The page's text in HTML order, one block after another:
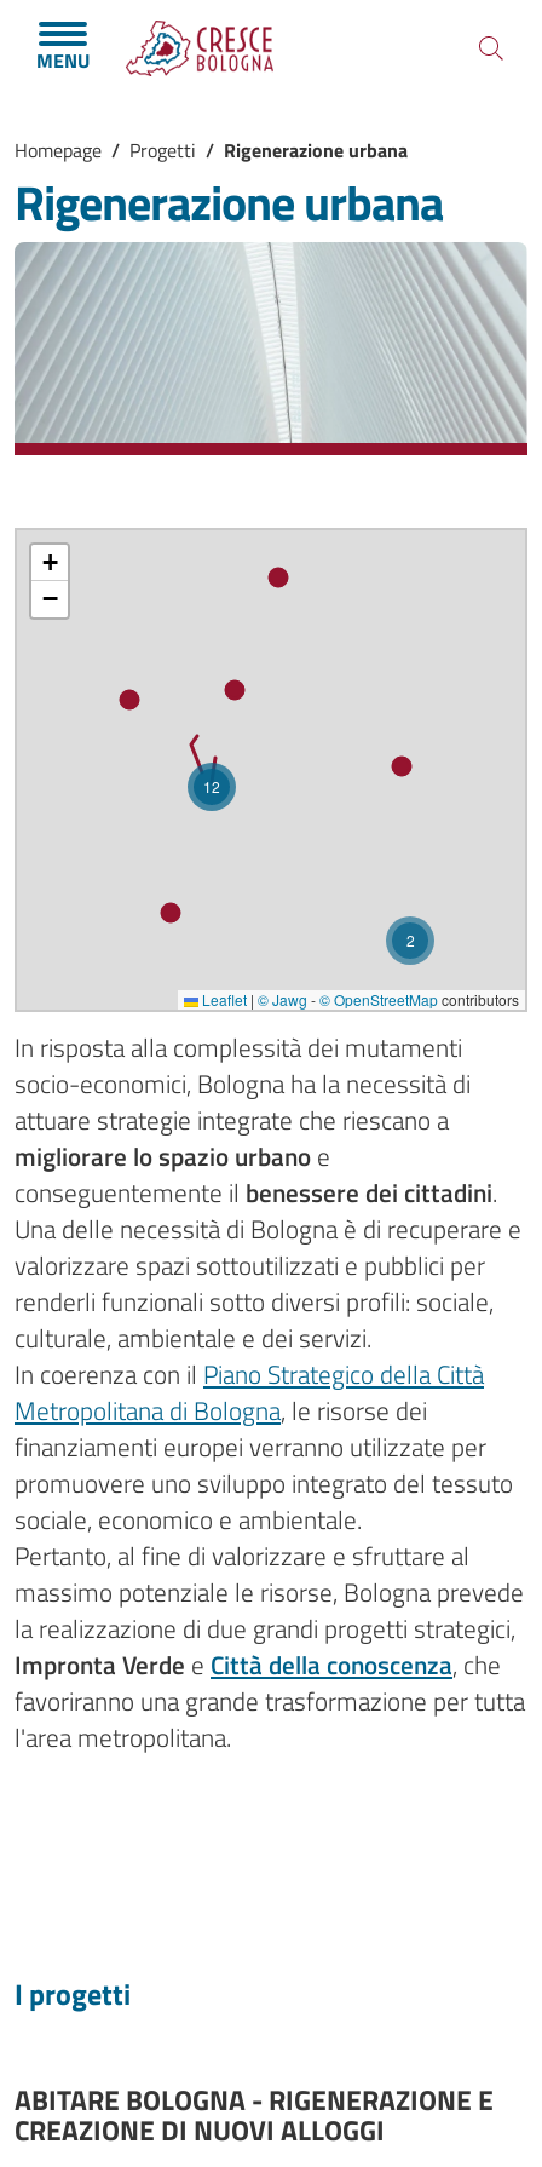
Salta al contenuto principale
Skip to footer content
MENU
Briciole di pane
Homepage / Progetti / Rigenerazione urbana
Rigenerazione urbana
2
12
+
−
Leaflet | © Jawg -© OpenStreetMapcontributors
In risposta alla complessità dei mutamenti
socio-economici, Bologna ha la necessità di
attuare strategie integrate che riescano a
migliorare lo spazio urbanoe
conseguentemente il benessere dei cittadini.
Una delle necessità di Bologna è di recuperare e
valorizzare spazi sottoutilizzati e pubblici per
renderli funzionali sotto diversi profili: sociale,
culturale, ambientale e dei servizi.
In coerenza con il Piano Strategico della Città
Metropolitana di Bologna, le risorse dei
finanziamenti europei verranno utilizzate per
promuovere uno sviluppo integrato del tessuto
sociale, economico e ambientale.
Pertanto, al fine di valorizzare e sfruttare al
massimo potenziale le risorse, Bologna prevede
la realizzazione di due grandi progetti strategici,
Impronta Verde e Città della conoscenza, che
favoriranno una grande trasformazione per tutta
l'area metropolitana.
I progetti
ABITARE BOLOGNA - RIGENERAZIONE E
CREAZIONE DI NUOVI ALLOGGI